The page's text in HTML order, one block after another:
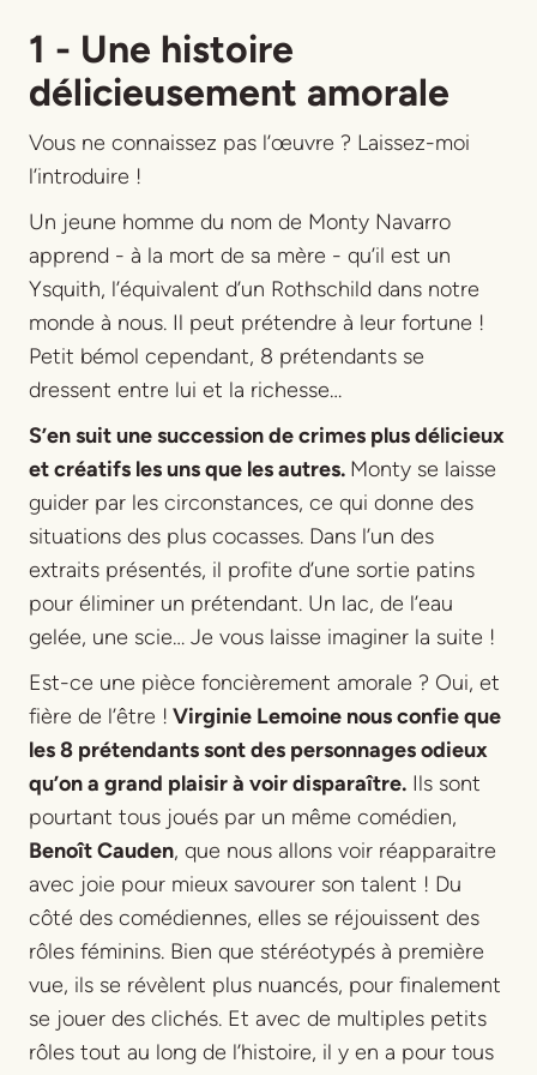
1 - Une histoire
délicieusement amorale
Vous ne connaissez pas l’œuvre ? Laissez-moi
l’introduire !
Un jeune homme du nom de Monty Navarro
apprend - à la mort de sa mère - qu’il est un
Ysquith, l’équivalent d’un Rothschild dans notre
monde à nous. Il peut prétendre à leur fortune !
Petit bémol cependant, 8 prétendants se
dressent entre lui et la richesse…
S’en suit une succession de crimes plus délicieux
et créatifs les uns que les autres. Monty se laisse
guider par les circonstances, ce qui donne des
situations des plus cocasses. Dans l’un des
extraits présentés, il profite d’une sortie patins
pour éliminer un prétendant. Un lac, de l’eau
gelée, une scie… Je vous laisse imaginer la suite !
Est-ce une pièce foncièrement amorale ? Oui, et
fière de l’être ! Virginie Lemoine nous confie que
les 8 prétendants sont des personnages odieux
qu’on a grand plaisir à voir disparaître. Ils sont
pourtant tous joués par un même comédien,
Benoît Cauden, que nous allons voir réapparaitre
avec joie pour mieux savourer son talent ! Du
côté des comédiennes, elles se réjouissent des
rôles féminins. Bien que stéréotypés à première
vue, ils se révèlent plus nuancés, pour finalement
se jouer des clichés. Et avec de multiples petits
rôles tout au long de l’histoire, il y en a pour tous